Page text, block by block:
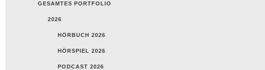
GESAMTES PORTFOLIO
2026
HÖRBUCH 2026
HÖRSPIEL 2026
PODCAST 2026